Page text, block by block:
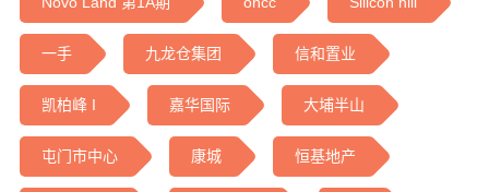
一手 九龙仓集团 信和置业
凯柏峰 I 嘉华国际 大埔半山
屯门市中心 康城 恒基地产